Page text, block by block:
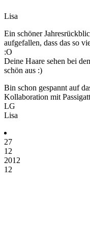
Lisa
Ein schöner
aufgefallen, dass das so
:O
Deine Haare sehen bei
schön aus :)
Bin schon gespannt auf
Kollaboration mit
LG
Lisa
27
12
2012
12